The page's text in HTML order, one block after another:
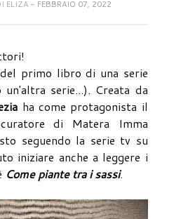
ELIZA - FEBBRAIO 07, 2022
primo libro di una serie
serie...). Creata da
ha come protagonista il
di Matera Imma
seguendo la serie tv su
iniziare anche a leggere i
Come piante tra i sassi.